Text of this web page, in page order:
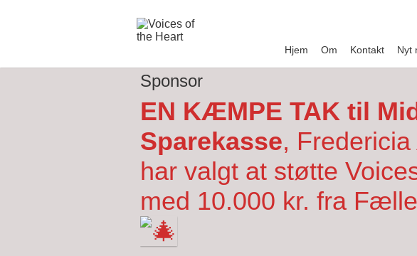
Hjem Om Kontakt Nyt
Sponsor
EN KÆMPE TAK til
Sparekasse,
har valgt at støtte
med 10.000 kr. fra